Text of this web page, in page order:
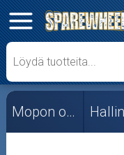
✕
Mopon osat
Skootterin osat
Crossipyörän
Mopon osat